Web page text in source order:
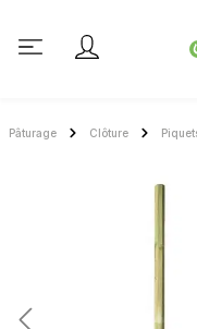
Pâturage Clôture